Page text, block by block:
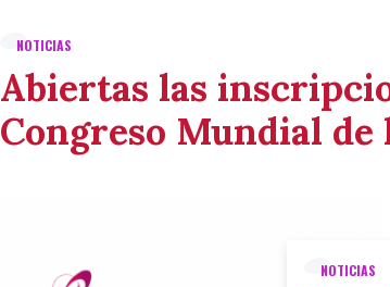
NOTICIAS
Abiertas las
Congreso Mundial
NOTICIAS